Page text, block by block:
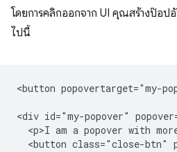
โดยการคลิกออกจาก UI คุณสร้างป๊อป
ไปนี้
<button popovertarget="my-
<div id="my-popover"
<p>I am a popover with
<button class="close-btn"